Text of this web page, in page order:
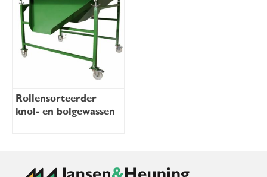
Rollensorteerder
knol- en bolgewassen